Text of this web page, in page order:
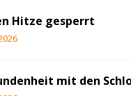
Hitze gesperrt
mit den